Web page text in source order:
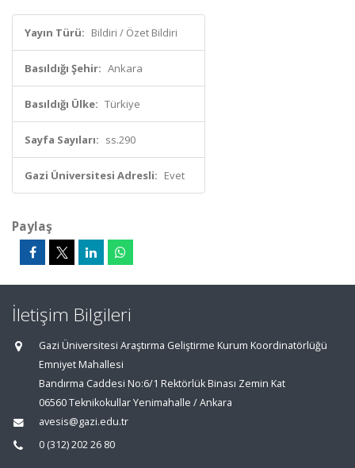
Yayın Türü: Bildiri / Özet Bildiri
Basıldığı Şehir: Ankara
Basıldığı Ülke: Türkiye
Sayfa Sayıları: ss.290
Gazi Üniversitesi Adresli: Evet
Paylaş
İletişim Bilgileri
Gazi Üniversitesi Araştırma Geliştirme Kurum Koordinatörlüğü
Emniyet Mahallesi
Bandırma Caddesi No:6/1 Rektörlük Binası Zemin Kat
06560 Teknikokullar Yenimahalle / Ankara
avesis@gazi.edu.tr
0 (312) 202 26 80